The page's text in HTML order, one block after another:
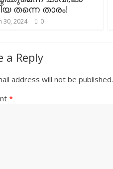
തന്നെ താരം!
30, 2024 0
a Reply
address will not be published.
*